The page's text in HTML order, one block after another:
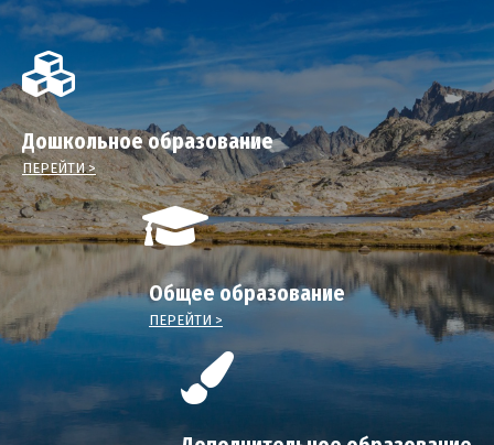
Дошкольное образование
ПЕРЕЙТИ >
Общее образование
ПЕРЕЙТИ >